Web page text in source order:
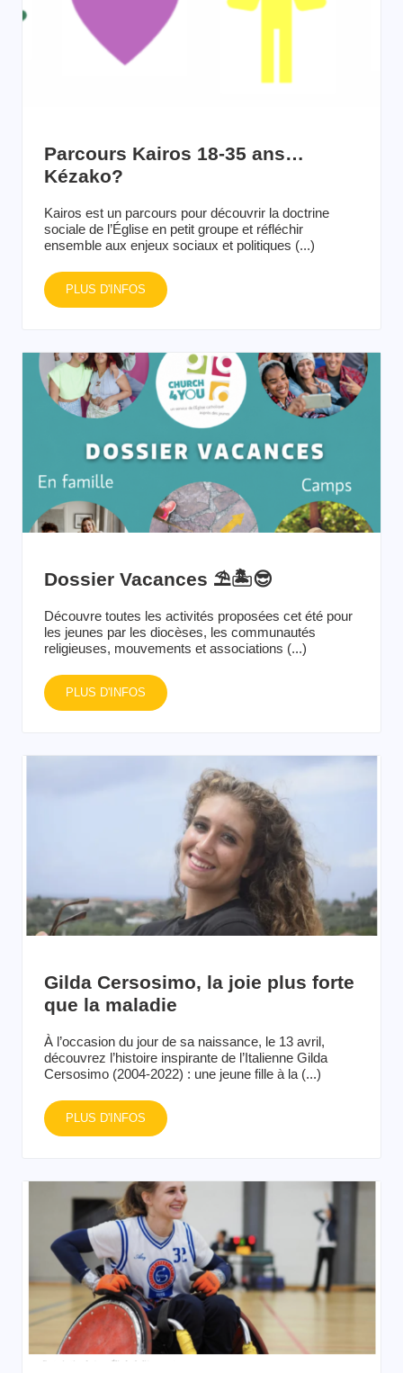
Parcours Kairos 18-35 ans…
Kézako?
Kairos est un parcours pour découvrir la doctrine
sociale de l’Église en petit groupe et réfléchir
ensemble aux enjeux sociaux et politiques (...)
PLUS D'INFOS
Dossier Vacances ⛱️🏝️😎
Découvre toutes les activités proposées cet été pour
les jeunes par les diocèses, les communautés
religieuses, mouvements et associations (...)
PLUS D'INFOS
Gilda Cersosimo, la joie plus forte
que la maladie
À l’occasion du jour de sa naissance, le 13 avril,
découvrez l’histoire inspirante de l’Italienne Gilda
Cersosimo (2004-2022) : une jeune fille à la (...)
PLUS D'INFOS